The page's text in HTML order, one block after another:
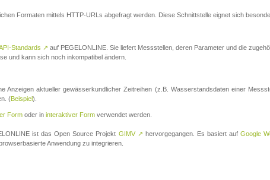
Formaten mittels HTTP-URLs abgefragt werden. Diese Schnittstelle eignet sich
Standards ↗ auf PEGELONLINE. Sie liefert Messstellen, deren Parameter und die
und kann sich noch inkompatibel ändern.
Anzeigen aktueller gewässerkundlicher Zeitreihen (z.B. Wasserstandsdaten einer
(Beispiel).
Form oder in interaktiver Form verwendet werden.
ist das Open Source Projekt GIMV ↗ hervorgegangen. Es basiert auf Google
Anwendung zu integrieren.